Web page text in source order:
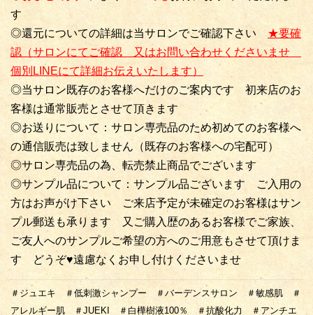
す
◎還元についての詳細は当サロンでご確認下さい ★要確
認（サロンにてご確認 又はお問い合わせくださいませ
個別LINEにて詳細お伝えいたします）
◎当サロン既存のお客様へだけのご案内です 初来店のお
客様は通常販売とさせて頂きます
◎お送りについて：サロン専売品のため初めてのお客様へ
の通信販売は致しません（既存のお客様への宅配可）
◎サロン専売品の為、転売禁止商品でございます
◎サンプル品について：サンプル品ございます ご入用の
方はお声がけ下さい ご来店予定が未確定のお客様はサン
プル郵送も承ります 又ご購入歴のあるお客様でご家族、
ご友人へのサンプルご希望の方へのご用意もさせて頂けま
す どうぞ♥遠慮なくお申し付けくださいませ
＃ジュエキ ＃低刺激シャンプー ＃バーデンスサロン ＃敏感肌 ＃
アレルギー肌 ＃JUEKI ＃白樺樹液100％ ＃抗酸化力 ＃アンチエ